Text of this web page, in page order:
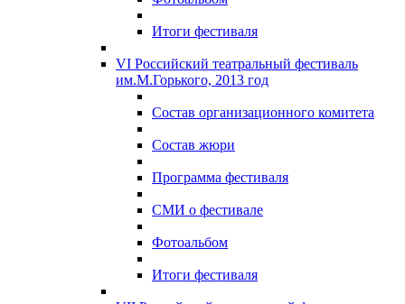
Итоги фестиваля
VI Российский театральный фестиваль
им.М.Горького, 2013 год
Состав организационного комитета
Состав жюри
Программа фестиваля
СМИ о фестивале
Фотоальбом
Итоги фестиваля